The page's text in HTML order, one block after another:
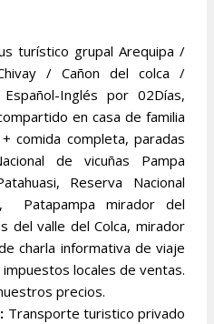
turístico grupal Arequipa /
/ Cañon del colca /
Inglés por 02Días,
en casa de familia
comida completa, paradas
de vicuñas Pampa
Reserva Nacional
Patapampa mirador del
del valle del Colca, mirador
charla informativa de viaje
locales de ventas.
precios.
Transporte turistico privado